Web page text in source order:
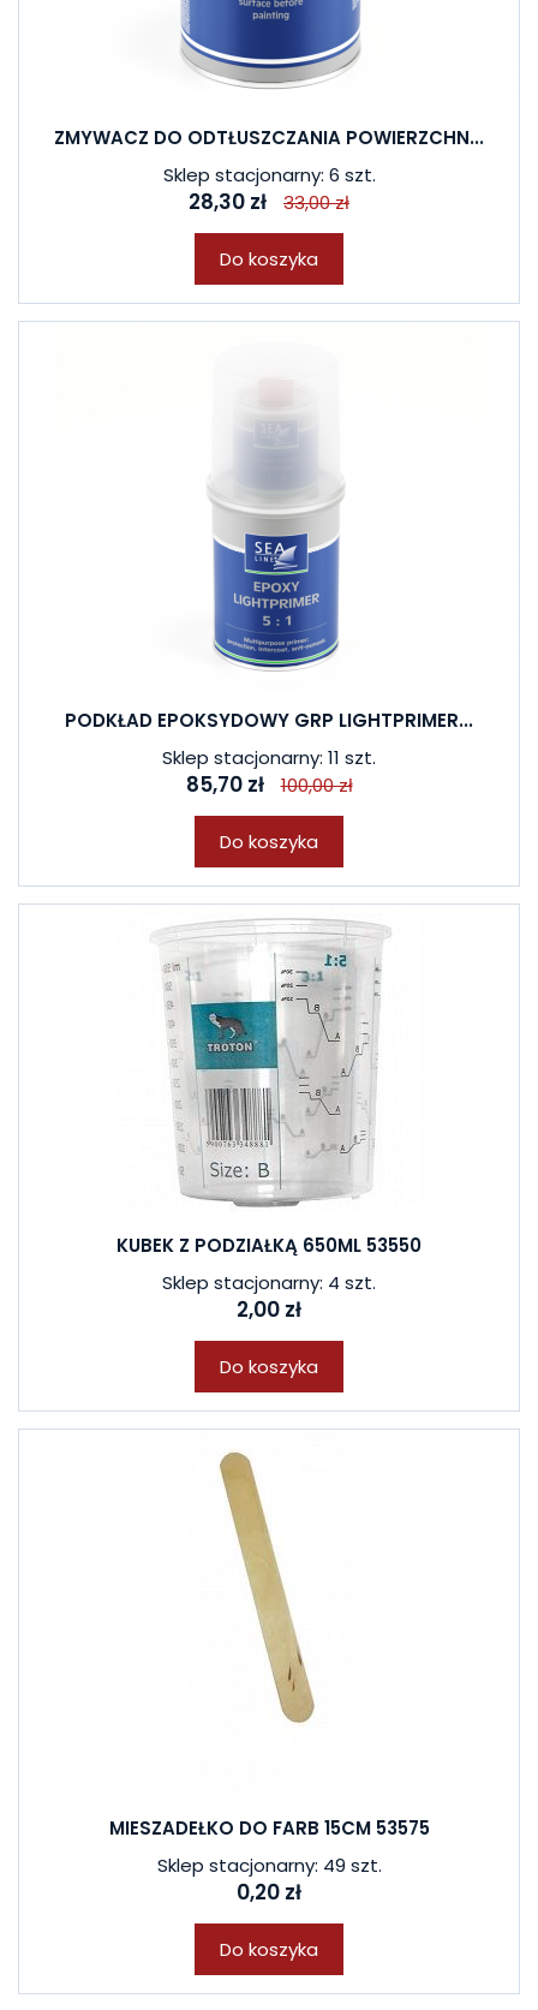
ZMYWACZ DO ODTŁUSZCZANIA POWIERZCHN...
Sklep stacjonarny: 6 szt.
28,30 zł 33,00 zł
Do koszyka
PODKŁAD EPOKSYDOWY GRP LIGHTPRIMER...
Sklep stacjonarny: 11 szt.
85,70 zł 100,00 zł
Do koszyka
KUBEK Z PODZIAŁKĄ 650ML 53550
Sklep stacjonarny: 4 szt.
2,00 zł
Do koszyka
MIESZADEŁKO DO FARB 15CM 53575
Sklep stacjonarny: 49 szt.
0,20 zł
Do koszyka